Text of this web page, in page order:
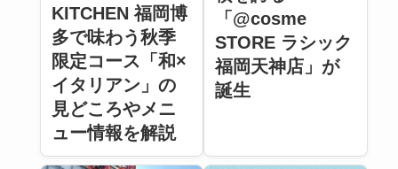
KITCHEN 福岡博
多で味わう秋季
限定コース「和×
イタリアン」の
見どころやメニ
ュー情報を解説
「@cosme
STORE ラシック
福岡天神店」が
誕生